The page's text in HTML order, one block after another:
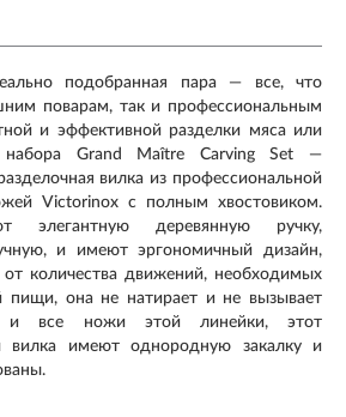
подобранная пара — все, что
поварам, так и профессиональным
и эффективной разделки мяса или
Grand Maître Carving Set —
вилка из профессиональной
Victorinox с полным хвостовиком.
деревянную ручку,
и имеют эргономичный дизайн,
от количества движений, необходимых
пищи, она не натирает и не вызывает
и все ножи этой линейки, этот
вилка имеют однородную закалку и